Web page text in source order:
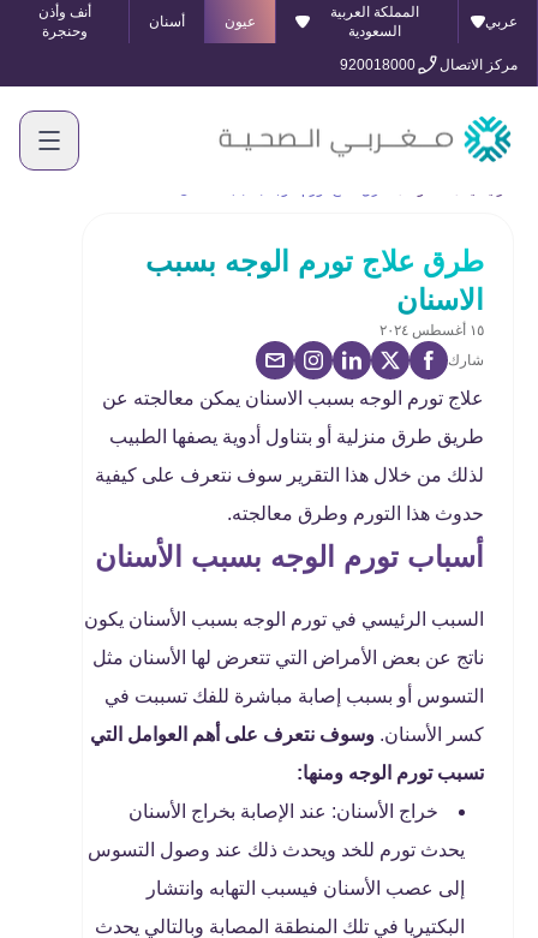
عربي
المملكة العربية
السعودية
عيون أسنان
أنف وأذن
وحنجرة
مركز الاتصال
920018000
طرق علاج تورم الوجه بسبب
الاسنان
١٥ أغسطس ٢٠٢٤
شارك
علاج تورم الوجه بسبب الاسنان يمكن معالجته عن
طريق طرق منزلية أو بتناول أدوية يصفها الطبيب
لذلك من خلال هذا التقرير سوف نتعرف على كيفية
حدوث هذا التورم وطرق معالجته.
أسباب تورم الوجه بسبب الأسنان
السبب الرئيسي في تورم الوجه بسبب الأسنان يكون
ناتج عن بعض الأمراض التي تتعرض لها الأسنان مثل
التسوس أو بسبب إصابة مباشرة للفك تسببت في
كسر الأسنان. وسوف نتعرف على أهم العوامل التي
تسبب تورم الوجه ومنها:
خراج الأسنان: عند الإصابة بخراج الأسنان
يحدث تورم للخد ويحدث ذلك عند وصول التسوس
إلى عصب الأسنان فيسبب التهابه وانتشار
البكتيريا في تلك المنطقة المصابة وبالتالي يحدث